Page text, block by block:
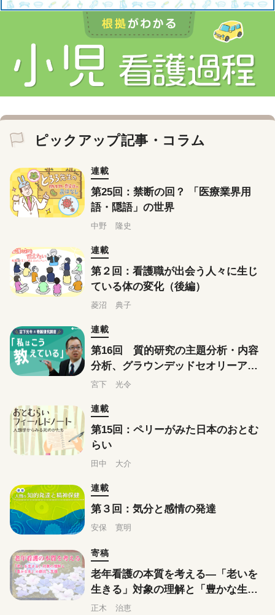
ピックアップ記事・コラム
連載
第25回：禁断の回？ 「医療業界用
語・隠語」の世界
中野 隆史
連載
第２回：看護職が出会う人々に生じ
ている体の変化（後編）
菱沼 典子
連載
第16回 質的研究の主題分析・内容
分析、グラウンデッドセオリーアプ
ローチはこう教えている
宮下 光令
連載
第15回：ペリーがみた日本のおとむ
らい
田中 大介
連載
第３回：気分と感情の発達
安保 寛明
寄稿
老年看護の本質を考える―「老いを
生きる」対象の理解と「豊かな生」
の創出・支援
正木 治恵